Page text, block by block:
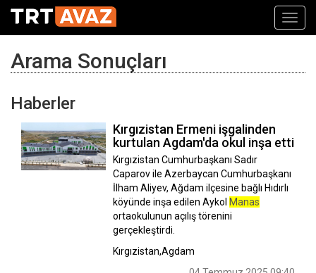
Arama Sonuçları
Haberler
Kırgızistan Ermeni işgalinden
kurtulan Agdam'da okul inşa etti
Kırgızistan Cumhurbaşkanı Sadır
Сaparov ile Azerbaycan Cumhurbaşkanı
İlham Aliyev, Ağdam ilçesine bağlı Hıdırlı
köyünde inşa edilen Aykol Manas
ortaokulunun açılış törenini
gerçekleştirdi.
Kırgızistan,Agdam